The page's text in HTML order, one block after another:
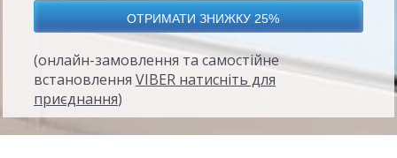
(онлайн-замовлення та самостійне
встановлення VIBER натисніть для
приєднання)